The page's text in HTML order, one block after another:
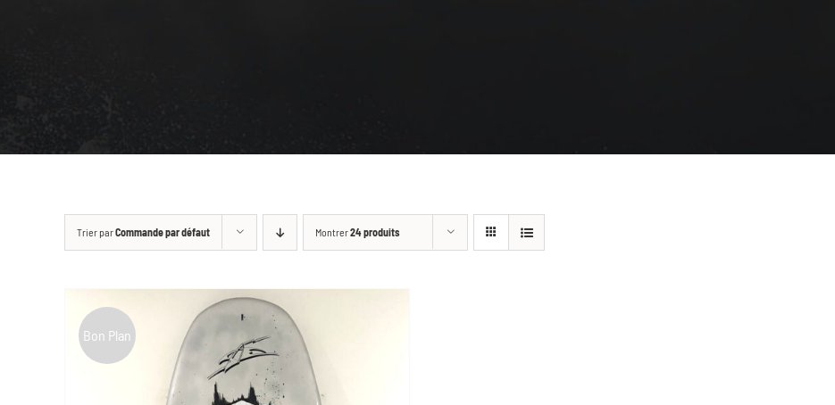
Trier parCommande par défaut Montrer24 produits
Bon Plan